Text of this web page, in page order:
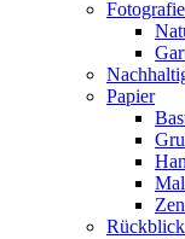
Fotografie
Papier
Rückblick